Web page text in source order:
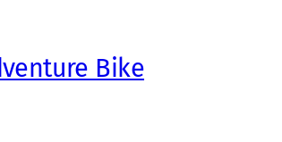
Bike